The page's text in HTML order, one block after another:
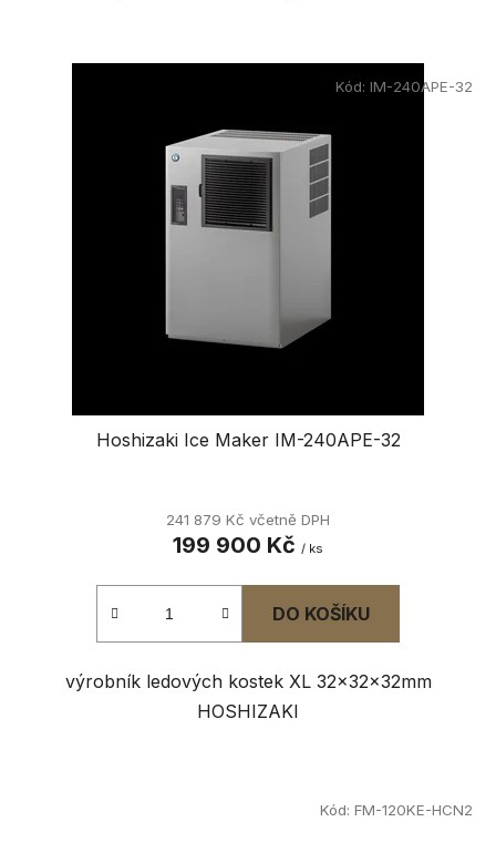
Hoshizaki Ice Maker IM-240APE-32
241 879 Kč včetně DPH
199 900 Kč / ks
DO KOŠÍKU
výrobník ledových kostek XL 32x32x32mm
HOSHIZAKI
Kód: IM-240APE-32
Kód: FM-120KE-HCN2